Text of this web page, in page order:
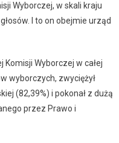
Wyborczej, w skali kraju
I to on obejmie urząd
Komisji Wyborczej w całej
wyborczych, zwyciężył
(82,39%) i pokonał z dużą
przez Prawo i